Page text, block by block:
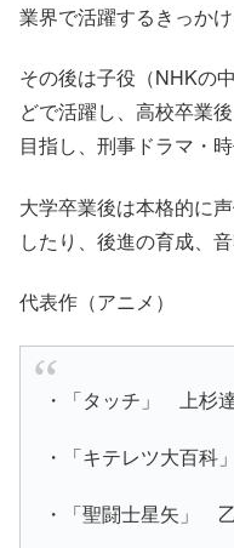
業界で活躍するきっかけ
その後は子役（NHKの
どで活躍し、高校卒業
目指し、刑事ドラマ・
大学卒業後は本格的に
したり、後進の育成、
代表作（アニメ）
・「タッチ」 上杉
・「キテレツ大百
・「聖闘士星矢」